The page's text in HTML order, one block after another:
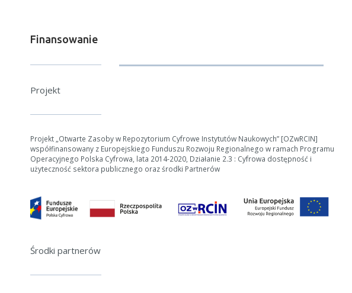
Finansowanie
Projekt
Projekt „Otwarte Zasoby w Repozytorium Cyfrowe Instytutów Naukowych” [OZwRCIN]
współfinansowany z Europejskiego Funduszu Rozwoju Regionalnego w ramach Programu
Operacyjnego Polska Cyfrowa, lata 2014-2020, Działanie 2.3 : Cyfrowa dostępność i
użyteczność sektora publicznego oraz środki Partnerów
Środki partnerów